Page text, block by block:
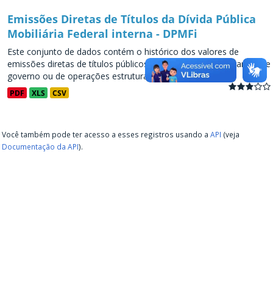
Emissões Diretas de Títulos da Dívida Pública
Mobiliária Federal interna - DPMFi
Este conjunto de dados contém o histórico dos valores de
emissões diretas de títulos públicos, decorrentes de programas de
governo ou de operações estruturadas, a partir de...
PDF XLS CSV
Você também pode ter acesso a esses registros usando a API (veja
Documentação da API).